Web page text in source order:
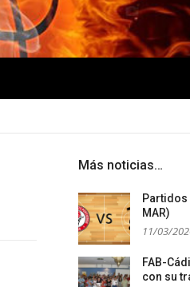
Más noticias…
Partidos
MAR)
11/03/
FAB-
con su